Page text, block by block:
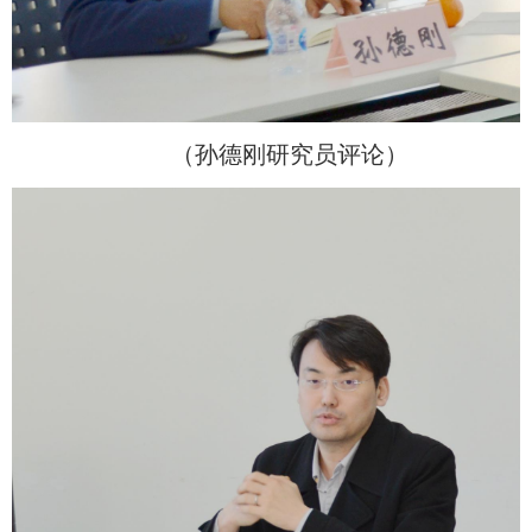
（孙德刚研究员评论）